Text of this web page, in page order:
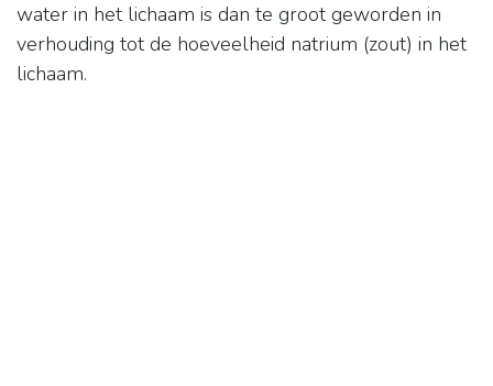
water in het lichaam is dan te groot geworden in
verhouding tot de hoeveelheid natrium (zout) in het
lichaam.